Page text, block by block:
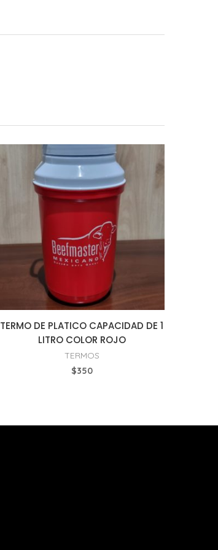
TERMO DE PLATICO CAPACIDAD DE 1
LITRO COLOR ROJO
TERMOS
$350